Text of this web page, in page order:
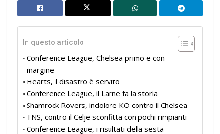
In questo articolo
Conference League, Chelsea primo e con
margine
Hearts, il disastro è servito
Conference League, il Larne fa la storia
Shamrock Rovers, indolore KO contro il Chelsea
TNS, contro il Celje sconfitta con pochi rimpianti
Conference League, i risultati della sesta